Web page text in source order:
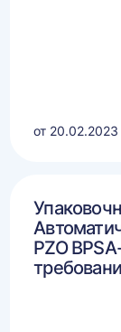
от 20.02.2023
PZO